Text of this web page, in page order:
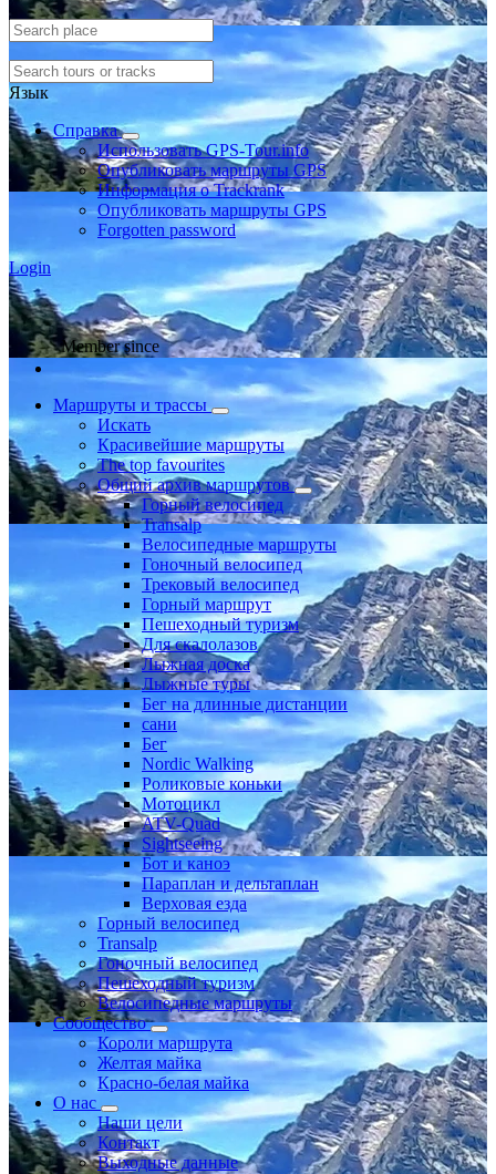
Язык
Справка
Использовать GPS-Tour.info
Опубликовать маршруты GPS
Информация о Trackrank
Опубликовать маршруты GPS
Forgotten password
Login
Member since
Маршруты и трассы
Искать
Красивейшие маршруты
The top favourites
Общий архив маршрутов
Горный велосипед
Transalp
Велосипедные маршруты
Гоночный велосипед
Трековый велосипед
Горный маршрут
Пешеходный туризм
Для скалолазов
Лыжная доска
Лыжные туры
Бег на длинные дистанции
сани
Бег
Nordic Walking
Роликовые коньки
Мотоцикл
ATV-Quad
Sightseeing
Бот и каноэ
Параплан и дельтаплан
Верховая езда
Горный велосипед
Transalp
Гоночный велосипед
Пешеходный туризм
Велосипедные маршруты
Сообщество
Короли маршрута
Желтая майка
Красно-белая майка
О нас
Наши цели
Контакт
Выходные данные